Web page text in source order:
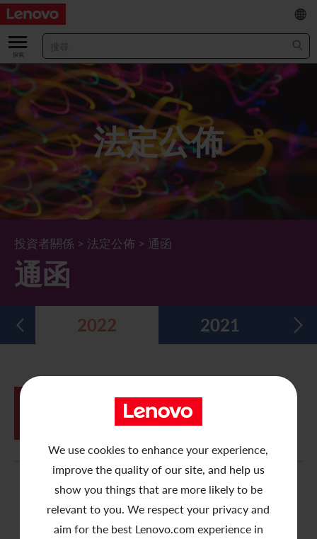
We use cookies to enhance your experience,
improve the quality of our site, and help us
show you things that are more likely to be
relevant to you. We respect your privacy and
aim for the best Lenovo.com experience in
關於我們
關於公司
董事長兼首席執行官報告書
管理團隊 (英文版)
公司資料
Lenovo.com
公司新聞
業績及財務數據
主要財務數據
業績及推介材料
綜合損益表
綜合全面收益表
綜合資產負債表
五年財務摘要
投資者
股票資料
股價資訊
新投資者
投資者活動年曆
過去投資者活動
股息資料
獎項與嘉許
法定公佈
最新消息
年報/中期報告
公告
月報表/翌日披露報表
致非登記股東函件
股份購回報告 (於二零零八年七月四日或之前)
公告 (補發已遺失的股份證明書)
企業管治
董事會
董事委員會
股東權利
可持續發展
董事會對環境、社會及管治事宜的監管
環境、社會及管治報告
聯合國可持續發展目標
新聞和資源
多媒體資料庫
EN
/
简
法定公佈
投資者關係 > 法定公佈 > 通函
通函
2022 2021
購回股份及發行股份的一般性授權、重
選董事及股東週年大會通告